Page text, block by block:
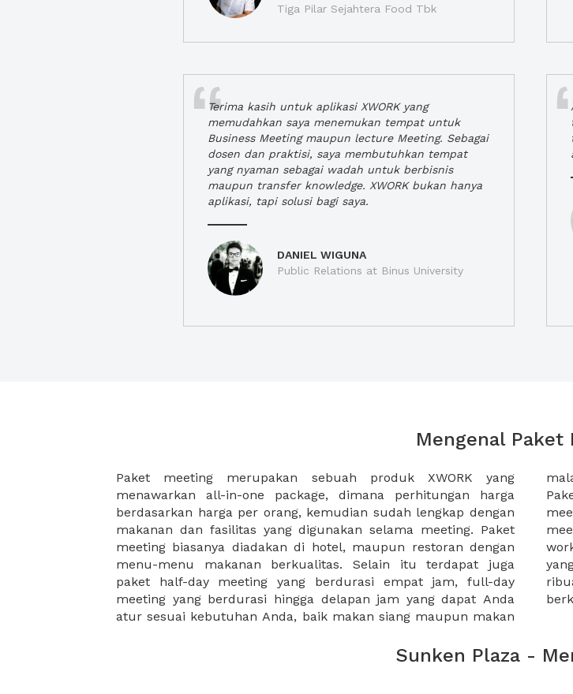
Tiga Pilar Sejahtera Food Tbk
Terima kasih untuk aplikasi XWORK yang
memudahkan saya menemukan tempat untuk
Business Meeting maupun lecture Meeting. Sebagai
dosen dan praktisi, saya membutuhkan tempat
yang nyaman sebagai wadah untuk berbisnis
maupun transfer knowledge. XWORK bukan hanya
aplikasi, tapi solusi bagi saya.
DANIEL WIGUNA
Public Relations at Binus University
Mengenal Paket
Paket meeting merupakan sebuah produk XWORK yang
menawarkan all-in-one package, dimana perhitungan harga
berdasarkan harga per orang, kemudian sudah lengkap dengan
makanan dan fasilitas yang digunakan selama meeting. Paket
meeting biasanya diadakan di hotel, maupun restoran dengan
menu-menu makanan berkualitas. Selain itu terdapat juga
paket half-day meeting yang berdurasi empat jam, full-day
meeting yang berdurasi hingga delapan jam yang dapat Anda
atur sesuai kebutuhan Anda, baik makan siang maupun makan
malam, dan juga coffee break disela-sela acara meeting Anda.
Paket meeting ini cocok untuk Anda yang ingin menggelar
meeting besar seperti meeting akhir tahun, meeting awal tahun,
meeting di hotel, meeting di restoran, atau seminar harian atau
workshop. XWORK memiliki pilihan paket meeting yang lengkap
yang disesuaikan dengan budget Anda, mulai dibawah 100
ribuan saja Anda dapat menikmati paket meeting yang
Sunken Plaza -